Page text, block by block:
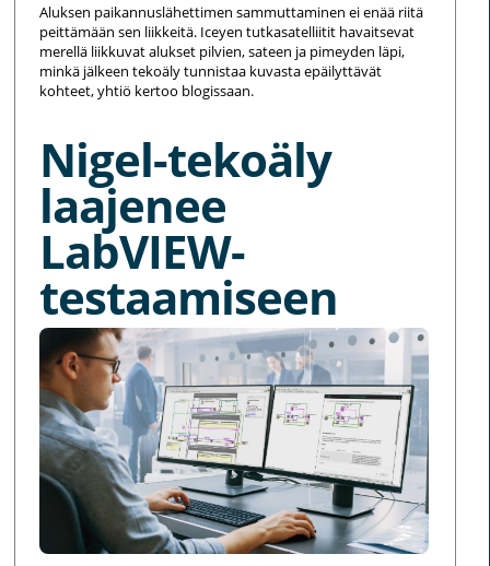
Aluksen paikannuslähettimen sammuttaminen ei enää riitä
peittämään sen liikkeitä. Iceyen tutkasatelliitit havaitsevat
merellä liikkuvat alukset pilvien, sateen ja pimeyden läpi,
minkä jälkeen tekoäly tunnistaa kuvasta epäilyttävät
kohteet, yhtiö kertoo blogissaan.
Nigel-tekoäly
laajenee
LabVIEW-
testaamiseen